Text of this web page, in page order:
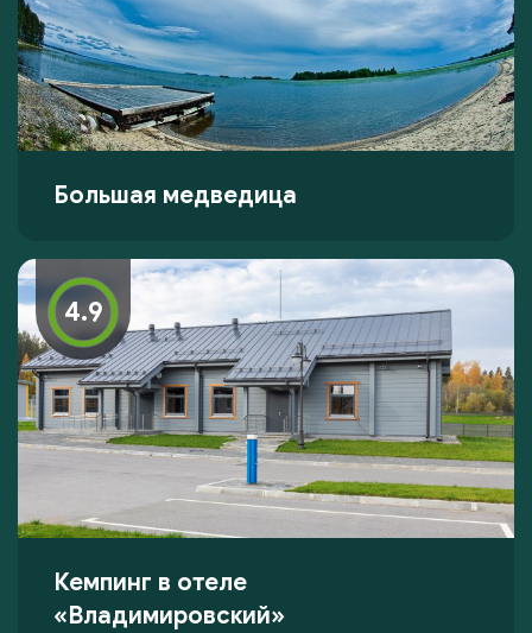
Большая медведица
4.9
Кемпинг в отеле
«Владимировский»